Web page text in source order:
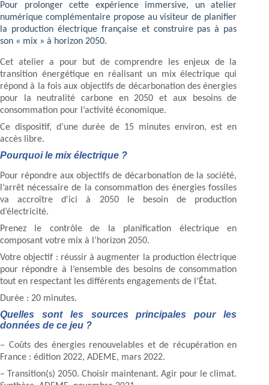
Pour prolonger cette expérience immersive, un atelier
numérique complémentaire propose au visiteur de planifier
la production électrique française et construire pas à pas
son « mix » à horizon 2050.
Cet atelier a pour but de comprendre les enjeux de la
transition énergétique en réalisant un mix électrique qui
répond à la fois aux objectifs de décarbonation des énergies
pour la neutralité carbone en 2050 et aux besoins de
consommation pour l’activité économique.
Ce dispositif, d’une durée de 15 minutes environ, est en
accès libre.
Pourquoi le mix électrique ?
Pour répondre aux objectifs de décarbonation de la société,
l’arrêt nécessaire de la consommation des énergies fossiles
va accroître d'ici à 2050 le besoin de production
d’électricité.
Prenez le contrôle de la planification électrique en
composant votre mix à l’horizon 2050.
Votre objectif : réussir à augmenter la production électrique
pour répondre à l’ensemble des besoins de consommation
tout en respectant les différents engagements de l’État.
Durée : 20 minutes.
Quelles sont les sources principales pour les
données de ce jeu ?
– Coûts des énergies renouvelables et de récupération en
France : édition 2022, ADEME, mars 2022.
– Transition(s) 2050. Choisir maintenant. Agir pour le climat.